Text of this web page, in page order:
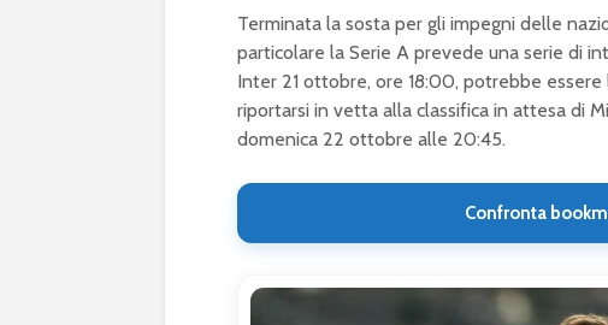
Terminata la sosta per gli impegni delle
particolare la Serie A prevede una serie di
Inter 21 ottobre, ore 18:00, potrebbe
riportarsi in vetta alla classifica in attesa di
domenica 22 ottobre alle 20:45.
Confronta